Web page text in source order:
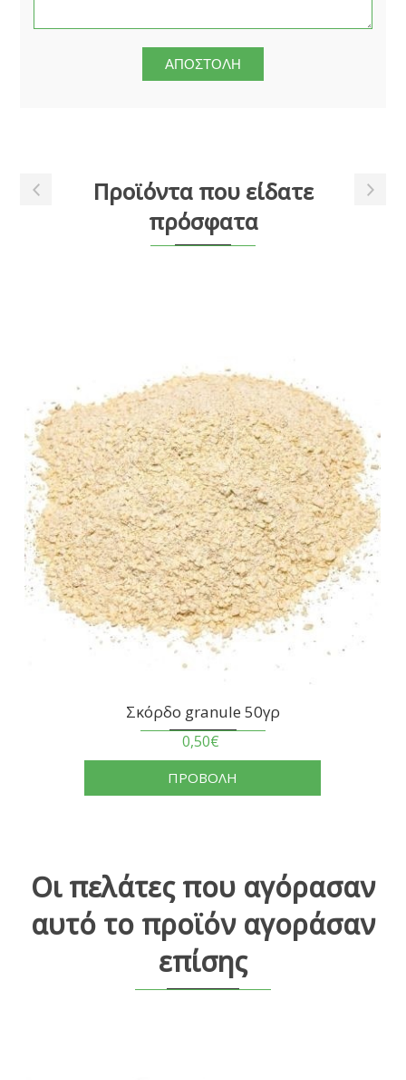
Προϊόντα που είδατε
πρόσφατα
Σκόρδο granule 50γρ
0,50€
ΠΡΟΒΟΛΗ
Οι πελάτες που αγόρασαν
αυτό το προϊόν αγοράσαν
επίσης